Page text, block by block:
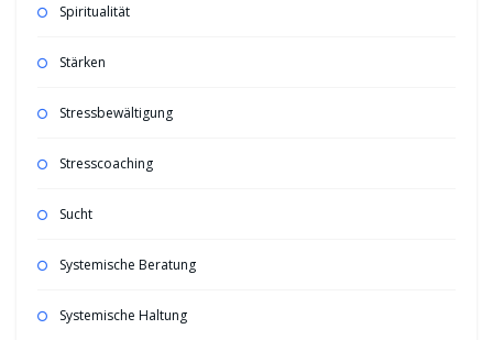
Spiritualität
Stärken
Stressbewältigung
Stresscoaching
Sucht
Systemische Beratung
Systemische Haltung